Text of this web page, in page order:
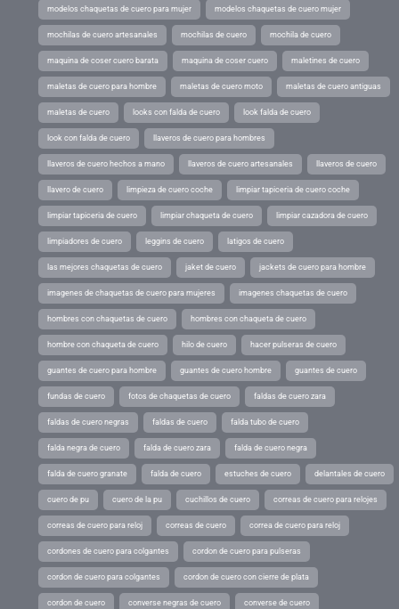
modelos chaquetas de cuero para mujer modelos chaquetas de cuero mujer
mochilas de cuero artesanales mochilas de cuero mochila de cuero
maquina de coser cuero barata maquina de coser cuero maletines de cuero
maletas de cuero para hombre maletas de cuero moto maletas de cuero antiguas
maletas de cuero looks con falda de cuero look falda de cuero
look con falda de cuero llaveros de cuero para hombres
llaveros de cuero hechos a mano llaveros de cuero artesanales llaveros de cuero
llavero de cuero limpieza de cuero coche limpiar tapiceria de cuero coche
limpiar tapiceria de cuero limpiar chaqueta de cuero limpiar cazadora de cuero
limpiadores de cuero leggins de cuero latigos de cuero
las mejores chaquetas de cuero jaket de cuero jackets de cuero para hombre
imagenes de chaquetas de cuero para mujeres imagenes chaquetas de cuero
hombres con chaquetas de cuero hombres con chaqueta de cuero
hombre con chaqueta de cuero hilo de cuero hacer pulseras de cuero
guantes de cuero para hombre guantes de cuero hombre guantes de cuero
fundas de cuero fotos de chaquetas de cuero faldas de cuero zara
faldas de cuero negras faldas de cuero falda tubo de cuero
falda negra de cuero falda de cuero zara falda de cuero negra
falda de cuero granate falda de cuero estuches de cuero delantales de cuero
cuero de pu cuero de la pu cuchillos de cuero correas de cuero para relojes
correas de cuero para reloj correas de cuero correa de cuero para reloj
cordones de cuero para colgantes cordon de cuero para pulseras
cordon de cuero para colgantes cordon de cuero con cierre de plata
cordon de cuero converse negras de cuero converse de cuero